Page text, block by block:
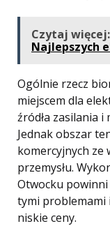
Czytaj więcej:
Najlepszych
Ogólnie rzecz
miejscem dla
źródła zasilania
Jednak obszar
komercyjnych
przemysłu.
Otwocku
tymi problemami
niskie ceny.